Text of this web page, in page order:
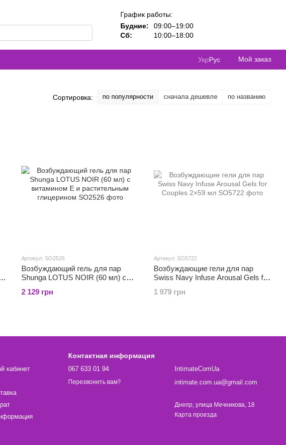
График работы:
Будние:
09:00–19:00
Сб:
10:00–18:00
УкрРус Мой заказ
Сортировка: по популярности сначала дешевле по названию
Артикул: SO2526
Возбуждающий гель для пар
Shunga LOTUS NOIR (60 мл) с
глицерином
2 129 грн
Артикул: SO5722
Возбуждающие гели для пар
Swiss Navy Infuse Arousal Gels for
1 979 грн
кабинет
Контактная информация
067 633 01 94
Перезвонить вам?
IntimateComUa
intimate.com.ua@gmail.com
Днепр, улица Мечникова, 18
Карта проезда